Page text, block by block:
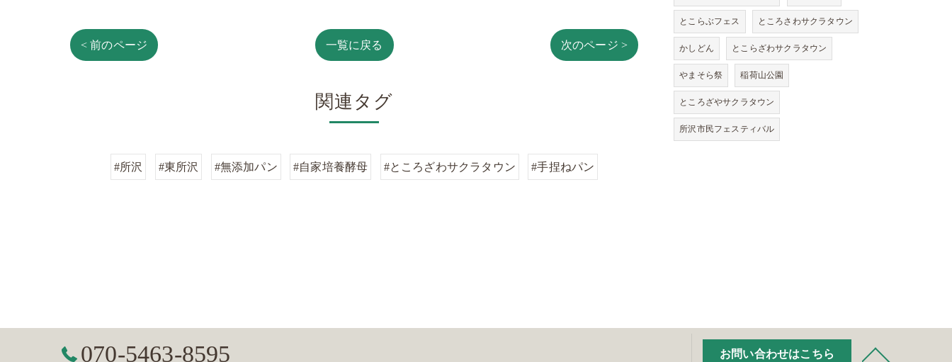
< 前のページ 一覧に戻る 次のページ >
関連タグ
#所沢 #東所沢 #無添加パン #自家培養酵母 #ところざわサクラタウン #手捏ねパン
とこらぶフェス ところさわサクラタウン
かしどん とこらざわサクラタウン
やまそら祭 稲荷山公園
ところざやサクラタウン
所沢市民フェスティバル
070-5463-8595 お問い合わせはこちら